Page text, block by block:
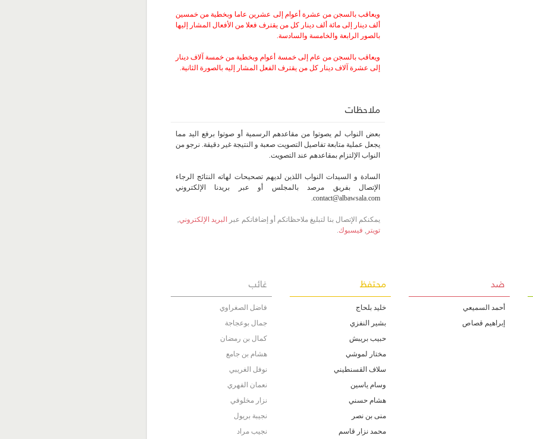
ويعاقب بالسجن من عشرة أعوام إلى عشرين عاما وبخطية من خمسين
ألف دينار إلى مائة ألف دينار كل من يقترف فعلا من الأفعال المشار إليها
بالصور الرابعة والخامسة والسادسة.
ويعاقب بالسجن من عام إلى خمسة أعوام وبخطية من خمسة آلاف دينار
إلى عشرة آلاف دينار كل من يقترف الفعل المشار إليه بالصورة الثانية.
ملاحظات
بعض النواب لم يصوتوا من مقاعدهم الرسمية أو صوتوا برفع اليد مما
يجعل عملية متابعة تفاصيل التصويت صعبة و النتيجة غير دقيقة. نرجو من
النواب الإلتزام بمقاعدهم عند التصويت.
السادة و السيدات النواب اللذين لديهم تصحيحات لهاته النتائج الرجاء
الإتصال بفريق مرصد بالمجلس أو عبر بريدنا الإلكتروني
contact@albawsala.com.
يمكنكم الإتصال بنا لتبليغ ملاحظاتكم أو إضافاتكم عبر البريد الإلكتروني,
تويتر , فيسبوك.
ضد
أحمد السميعي
إبراهيم قصاص
محتفظ
خليد بلحاج
بشير النفزي
حبيب بريبش
مختار لموشي
سلاف القسنطيني
وسام ياسين
هشام حسني
منى بن نصر
محمد نزار قاسم
غائب
فاضل الصغراوي
جمال بوعجاجة
كمال بن رمضان
هشام بن جامع
نوفل الغريبي
نعمان الفهري
نزار مخلوفي
نجيبة بريول
نجيب مراد